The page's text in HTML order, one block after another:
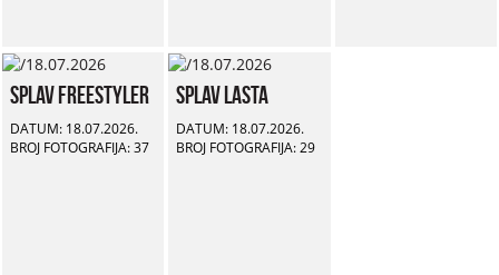
Splav Freestyler
DATUM: 18.07.2026.
BROJ FOTOGRAFIJA: 37
Splav Lasta
DATUM: 18.07.2026.
BROJ FOTOGRAFIJA: 29